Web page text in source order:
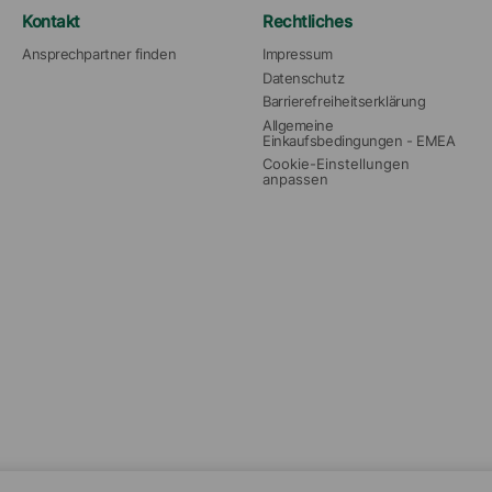
Kontakt
Ansprechpartner finden
Rechtliches
Impressum
Datenschutz
Barrierefreiheitserklärung
Allgemeine
Einkaufsbedingungen - EMEA
Cookie-Einstellungen
anpassen